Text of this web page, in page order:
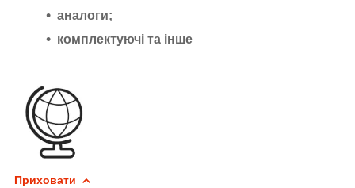
аналоги;
комплектуючі та інше
Приховати